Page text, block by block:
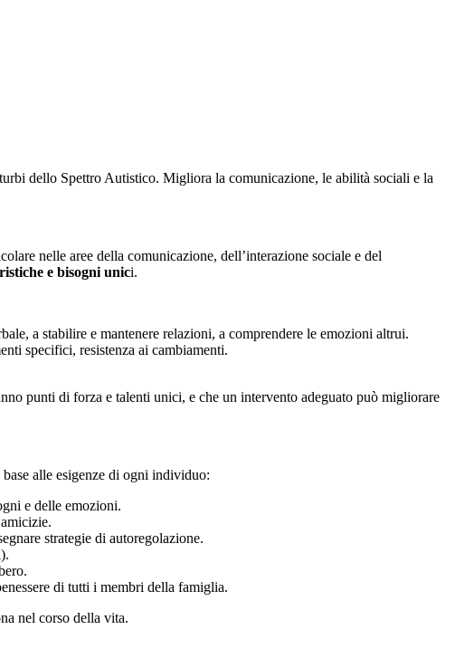
dello Spettro Autistico. Migliora la comunicazione, le abilità sociali e la
nelle aree della comunicazione, dell’interazione sociale e del
e bisogni unici.
a stabilire e mantenere relazioni, a comprendere le emozioni altrui.
specifici, resistenza ai cambiamenti.
punti di forza e talenti unici, e che un intervento adeguato può migliorare
alle esigenze di ogni individuo:
e delle emozioni.
strategie di autoregolazione.
di tutti i membri della famiglia.
nel corso della vita.